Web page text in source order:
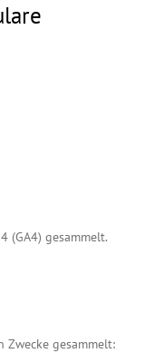
(GA4) gesammelt.
Zwecke gesammelt: